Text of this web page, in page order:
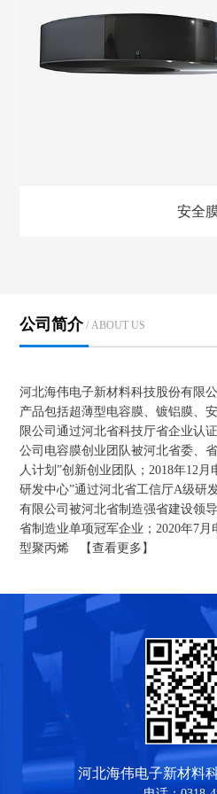
安全
公司简介/ ABOUT US
河北海伟电子新材料科技股份有限
产品包括超薄型电容膜、镀铝膜、
限公司通过河北省科技厅省企业认
公司电容膜创业团队被河北省委、
人计划”创新创业团队；2018年12
研发中心”通过河北省工信厅A级研
有限公司被河北省制造强省建设领
省制造业单项冠军企业；2020年7
型聚丙烯 【查看更多】
河北海伟电子新材料